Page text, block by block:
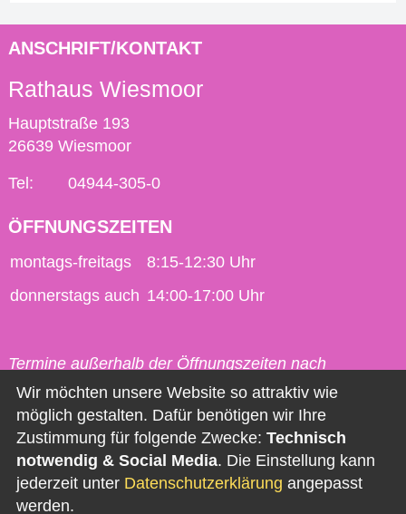
ANSCHRIFT/KONTAKT
Rathaus Wiesmoor
Hauptstraße 193
26639 Wiesmoor
Tel: 04944-305-0
ÖFFNUNGSZEITEN
montags-freitags
8:15-12:30 Uhr
donnerstags auch 14:00-17:00 Uhr
Termine außerhalb der Öffnungszeiten nach
vorheriger Vereinbarung möglich.
Kontakt
Impressum
Datenschutz
Wir möchten unsere Website so attraktiv wie
möglich gestalten. Dafür benötigen wir Ihre
Zustimmung für folgende Zwecke: Technisch
notwendig & Social Media. Die Einstellung kann
jederzeit unter Datenschutzerklärung angepasst
werden.